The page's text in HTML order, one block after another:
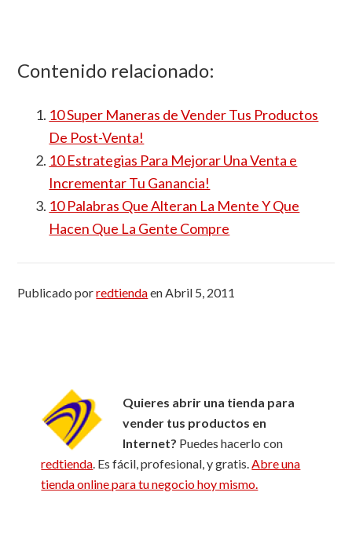
Contenido relacionado:
10 Super Maneras de Vender Tus Productos
De Post-Venta!
10 Estrategias Para Mejorar Una Venta e
Incrementar Tu Ganancia!
10 Palabras Que Alteran La Mente Y Que
Hacen Que La Gente Compre
Publicado porredtiendaen Abril 5, 2011
Quieres abrir una tienda para
vender tus productos en
Internet? Puedes hacerlo con
redtienda . Es fácil, profesional, y gratis. Abre una
tienda online para tu negocio hoy mismo.